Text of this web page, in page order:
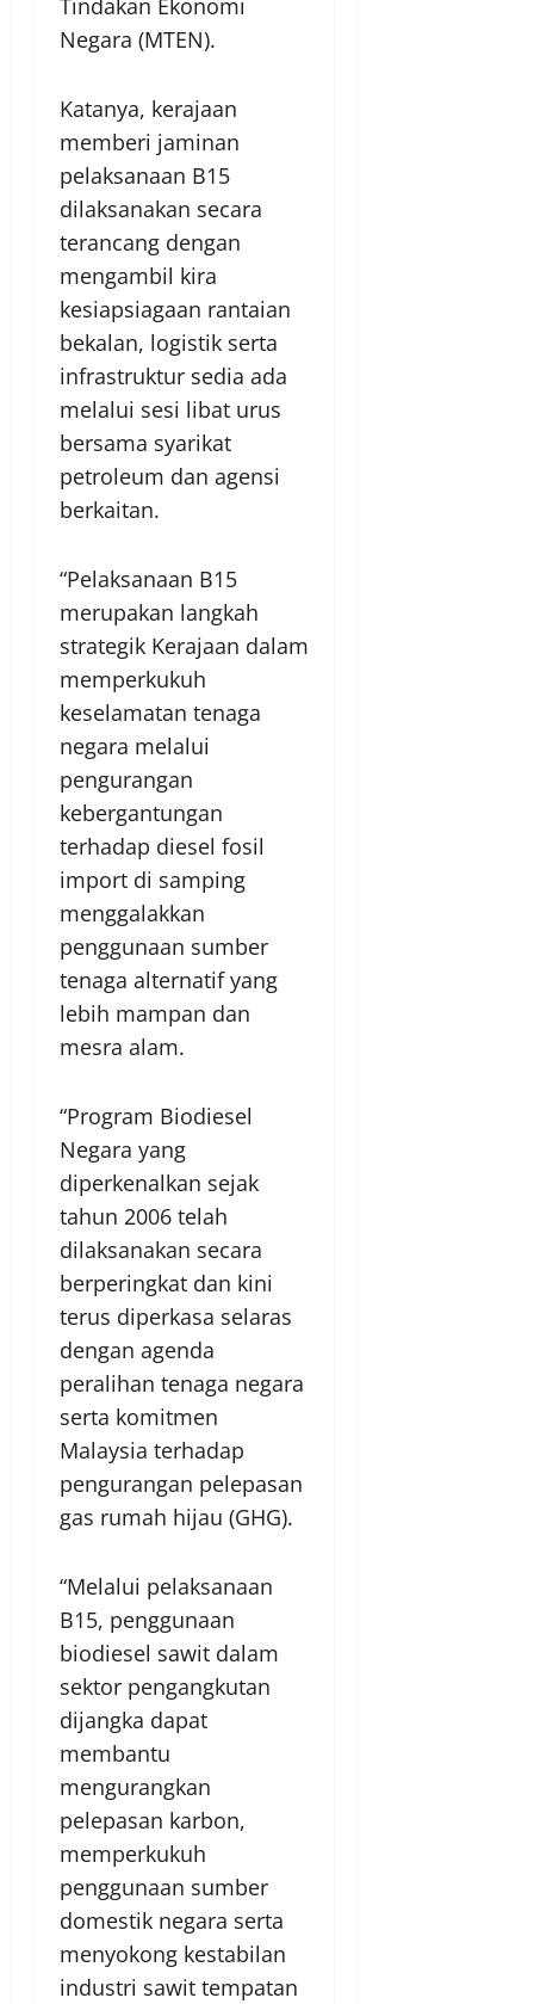
Tindakan Ekonomi
Negara (MTEN).
Katanya, kerajaan
memberi jaminan
pelaksanaan B15
dilaksanakan secara
terancang dengan
mengambil kira
kesiapsiagaan rantaian
bekalan, logistik serta
infrastruktur sedia ada
melalui sesi libat urus
bersama syarikat
petroleum dan agensi
berkaitan.
“Pelaksanaan B15
merupakan langkah
strategik Kerajaan dalam
memperkukuh
keselamatan tenaga
negara melalui
pengurangan
kebergantungan
terhadap diesel fosil
import di samping
menggalakkan
penggunaan sumber
tenaga alternatif yang
lebih mampan dan
mesra alam.
“Program Biodiesel
Negara yang
diperkenalkan sejak
tahun 2006 telah
dilaksanakan secara
berperingkat dan kini
terus diperkasa selaras
dengan agenda
peralihan tenaga negara
serta komitmen
Malaysia terhadap
pengurangan pelepasan
gas rumah hijau (GHG).
“Melalui pelaksanaan
B15, penggunaan
biodiesel sawit dalam
sektor pengangkutan
dijangka dapat
membantu
mengurangkan
pelepasan karbon,
memperkukuh
penggunaan sumber
domestik negara serta
menyokong kestabilan
industri sawit tempatan